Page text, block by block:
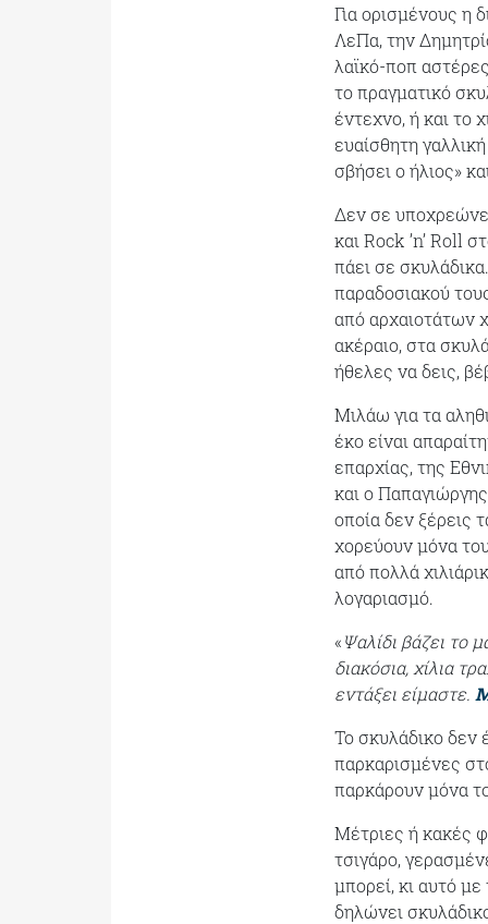
Για ορισμένους η
ΛεΠα, την
λαϊκό-ποπ
το πραγματικό
έντεχνο, ή και το
ευαίσθητη
σβήσει ο ήλιος»
Δεν σε
και Rock ’n’ Roll
πάει σε
παραδοσιακού
από αρχαιοτάτων
ακέραιο, στα
ήθελες να δεις,
Μιλάω για τα
έκο είναι
επαρχίας, της
και ο
οποία δεν ξέρεις
χορεύουν μόνα
από πολλά
λογαριασμό.
«Ψαλίδι βάζει το
διακόσια, χίλια
εντάξει είμαστε.
Το σκυλάδικο δεν
παρκαρισμένες
παρκάρουν μόνα
Μέτριες ή κακές
τσιγάρο,
μπορεί, κι αυτό
δηλώνει